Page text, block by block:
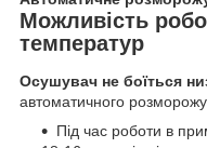
Можливість
температур
Осушувач не боїться
автоматичного
Під час роботи в